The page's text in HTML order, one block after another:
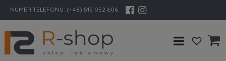
NUMER TELEFONU: (+48) 515 052 606